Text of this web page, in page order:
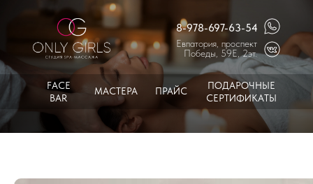
FACE
BAR
МАСТЕРА ПРАЙС
ПОДАРОЧНЫЕ
СЕРТИФИКАТЫ
8-978-697-63-54
Евпатория, проспект
Победы, 59Е, 2эт.